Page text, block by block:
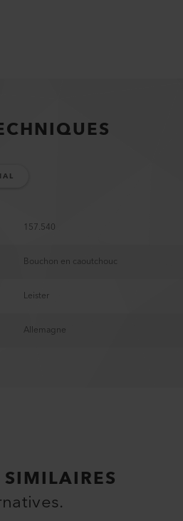
157.540
Bouchon en caoutchouc
Leister
Allemagne